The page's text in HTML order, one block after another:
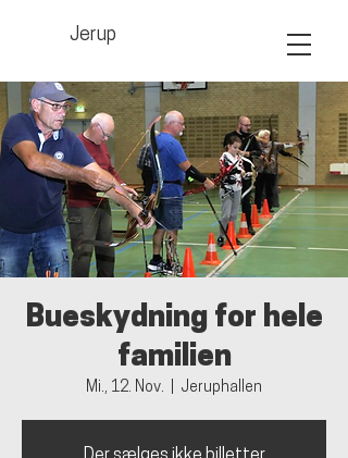
Jerup
Bueskydning for hele
familien
Mi., 12. Nov. Jeruphallen